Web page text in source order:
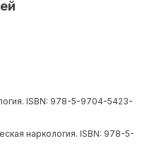
ISBN: 978-5-9704-5423-
наркология. ISBN: 978-5-